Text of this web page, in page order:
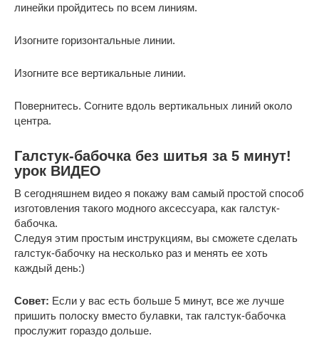
линейки пройдитесь по всем линиям.
Изогните горизонтальные линии.
Изогните все вертикальные линии.
Повернитесь. Согните вдоль вертикальных линий около
центра.
Галстук-бабочка без шитья за 5 минут!
урок ВИДЕО
В сегодняшнем видео я покажу вам самый простой способ
изготовления такого модного аксессуара, как галстук-
бабочка.
Следуя этим простым инструкциям, вы сможете сделать
галстук-бабочку на несколько раз и менять ее хоть
каждый день:)
Совет: Если у вас есть больше 5 минут, все же лучше
пришить полоску вместо булавки, так галстук-бабочка
прослужит гораздо дольше.